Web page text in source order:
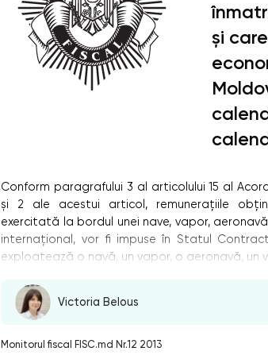
şi
Conform paragrafului 3 al articolului 15 al
şi 2 ale acestui articol, remuneraţiile
exercitată la bordul unei nave, vapor,
internaţional, vor ﬁ impuse în Statul
exploatează o navă, un vapor, o aeronavă, un
Victoria Belous
Monitorul fiscal FISC.md Nr.12 2013